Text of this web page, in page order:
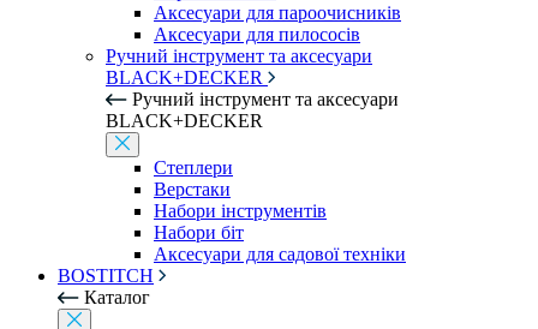
Аксесуари для пароочисників
Аксесуари для пилососів
Ручний інструмент та аксесуари
BLACK+DECKER
Ручний інструмент та аксесуари
BLACK+DECKER
Степлери
Верстаки
Набори інструментів
Набори біт
Аксесуари для садової техніки
BOSTITCH
Каталог